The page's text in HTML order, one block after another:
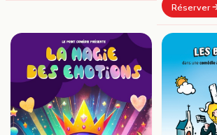
Réserver